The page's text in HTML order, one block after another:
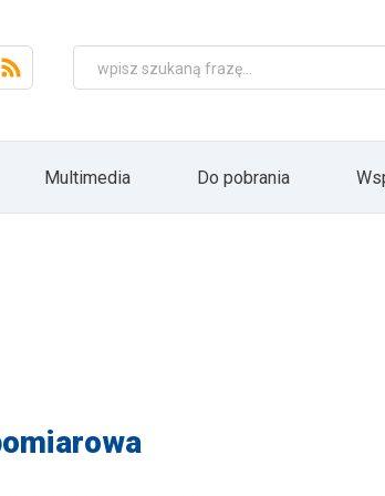
Multimedia Do pobrania
ZNPHS Sp. z o.o. z siedzibą w Bielsku-Białej, ul.
Art. 6 ust. 1 lit. a) RODO wyłącznie w związku z
będą podlegać profilowaniu i zautomatyzowanemu
zgody. Ponadto przysługuje Pani/Panu prawo
swoje prawa poprzez przesłanie informacji do
bezpośrednio z poziomu przesyłanych